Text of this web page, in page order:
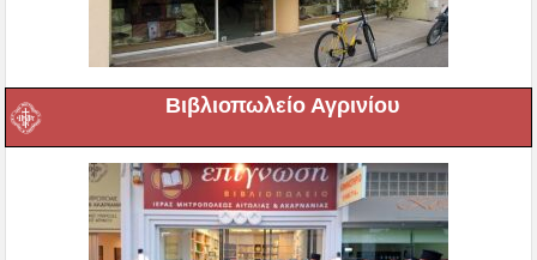
Βιβλιοπωλείο Αγρινίου